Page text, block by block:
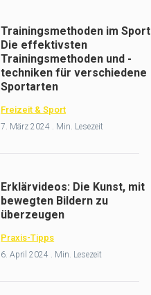
Trainingsmethoden im
Die effektivsten
Trainingsmethoden und -
techniken für verschiedene
Sportarten
Freizeit & Sport
7. März 2024 . Min. Lesezeit
Erklärvideos: Die Kunst, mit
bewegten Bildern zu
überzeugen
Praxis-Tipps
6. April 2024 . Min. Lesezeit